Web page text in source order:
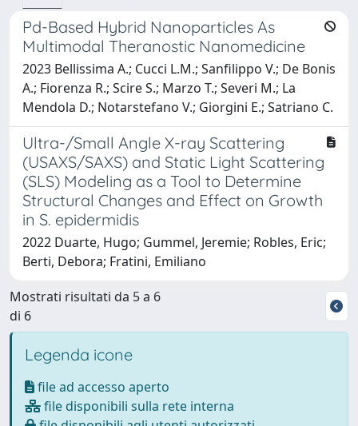
Pd-Based Hybrid Nanoparticles As
Multimodal Theranostic Nanomedicine
2023 Bellissima A.; Cucci L.M.; Sanfilippo V.; De Bonis
A.; Fiorenza R.; Scire S.; Marzo T.; Severi M.; La
Mendola D.; Notarstefano V.; Giorgini E.; Satriano C.
Ultra-/Small Angle X-ray Scattering
(USAXS/SAXS) and Static Light Scattering
(SLS) Modeling as a Tool to Determine
Structural Changes and Effect on Growth
in S. epidermidis
2022 Duarte, Hugo; Gummel, Jeremie; Robles, Eric;
Berti, Debora; Fratini, Emiliano
Mostrati risultati da 5 a 6
di 6
Legenda icone
file ad accesso aperto
file disponibili sulla rete interna